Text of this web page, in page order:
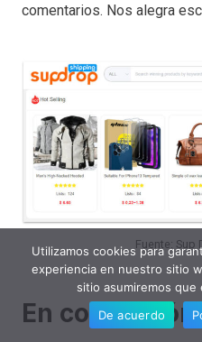
comentarios. Nos alegra
Fuente: Sup
En conclusión
Utilizamos cookies para
experiencia en nuestro sitio
sitio asumiremos
De acuerdo